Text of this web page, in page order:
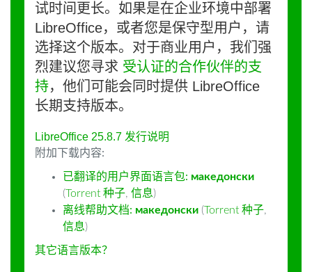
试时间更长。如果是在企业环境中部署
LibreOffice，或者您是保守型用户，请
选择这个版本。对于商业用户，我们强
烈建议您寻求 受认证的合作伙伴的支
持，他们可能会同时提供 LibreOffice
长期支持版本。
LibreOffice 25.8.7 发行说明
附加下载内容:
已翻译的用户界面语言包: македонски
(Torrent 种子, 信息)
离线帮助文档: македонски (Torrent 种子,
信息)
其它语言版本？